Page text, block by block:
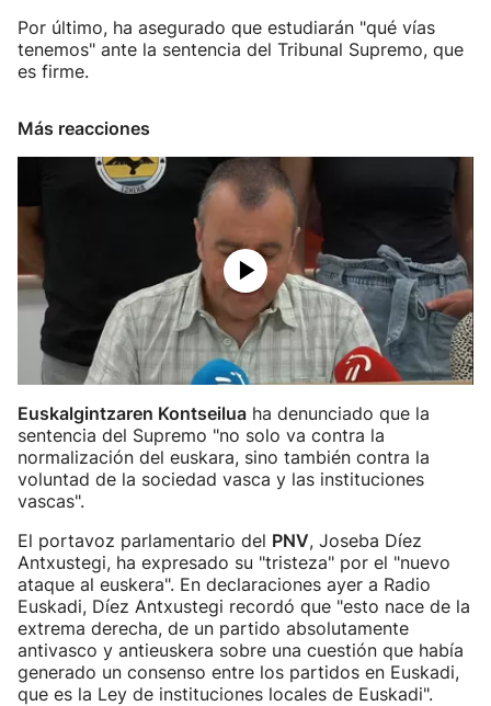
Por último, ha asegurado que estudiarán "qué vías
tenemos" ante la sentencia del Tribunal Supremo, que
es firme.
Más reacciones
Euskalgintzaren Kontseilua ha denunciado que la
sentencia del Supremo "no solo va contra la
normalización del euskara, sino también contra la
voluntad de la sociedad vasca y las instituciones
vascas".
El portavoz parlamentario del PNV, Joseba Díez
Antxustegi, ha expresado su "tristeza" por el "nuevo
ataque al euskera". En declaraciones ayer a Radio
Euskadi, Díez Antxustegi recordó que "esto nace de la
extrema derecha, de un partido absolutamente
antivasco y antieuskera sobre una cuestión que había
generado un consenso entre los partidos en Euskadi,
que es la Ley de instituciones locales de Euskadi".